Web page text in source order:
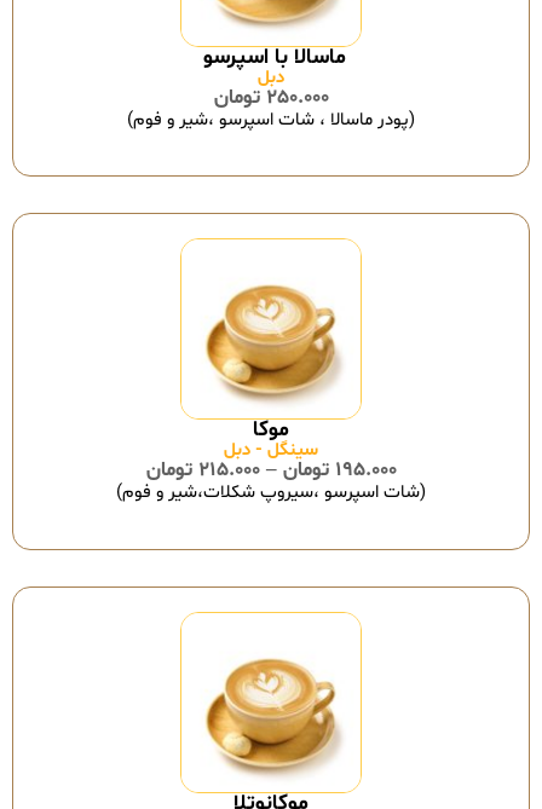
ماسالا با اسپرسو
دبل
250.000 تومان
(پودر ماسالا ، شات اسپرسو ،شیر و فوم)
سینگل - دبل
195.000 تومان –
215.000 تومان
(شات اسپرسو ،سیروپ شکلات،شیر و فوم)